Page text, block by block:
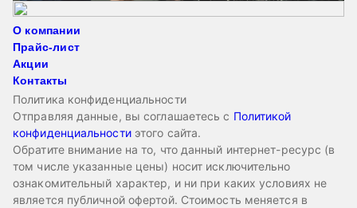
О компании
Прайс-лист
Акции
Контакты
Политика конфиденциальности
Отправляя данные, вы соглашаетесь с Политикой
конфиденциальностиэтого сайта.
Обратите внимание на то, что данный интернет-ресурс (в
том числе указанные цены) носит исключительно
ознакомительный характер, и ни при каких условиях не
является публичной офертой. Стоимость меняется в